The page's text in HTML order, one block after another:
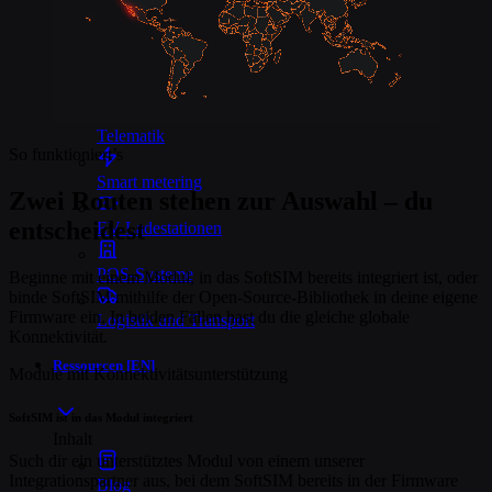
Asset-Tracking
Telematik
Smart metering
EV-Ladestationen
POS-Systeme
Logistik und Transport
Ressourcen [EN]
Blog
So funktioniert’s
Zwei Routen stehen zur Auswahl – du
entscheidest
Beginne mit einem Modul, in das SoftSIM bereits integriert ist, oder
binde SoftSIM mithilfe der Open-Source-Bibliothek in deine eigene
Firmware ein. In beiden Fällen hast du die gleiche globale
Module mit Konnektivitätsunterstützung
SoftSIM ist in das Modul integriert
Such dir ein unterstütztes Modul von einem unserer
Integrationspartner aus, bei dem SoftSIM bereits in der Firmware